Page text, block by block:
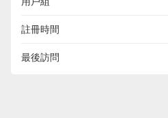
註冊時間
最後訪問